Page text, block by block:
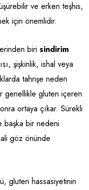
ve erken teşhis,
için önemlidir.
biri sindirim
şişkinlik, ishal veya
tahrişe neden
genellikle gluten içeren
ortaya çıkar. Sürekli
başka bir nedeni
göz önünde
gluten hassasiyetinin